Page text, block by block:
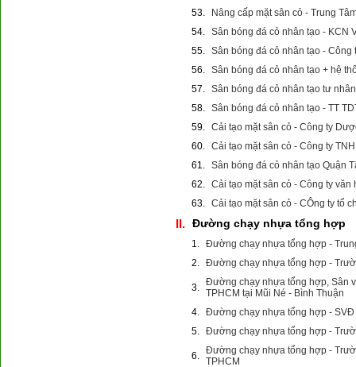
53.
Nâng cấp mặt sân cỏ - Trung
54. Sân bóng đá cỏ nhân tạo - KCN
55. Sân bóng đá cỏ nhân tạo - Công
56. Sân bóng đá cỏ nhân tạo + hệ
57. Sân bóng đá cỏ nhân tạo tư
58. Sân bóng đá cỏ nhân tạo - TT
59. Cải tạo mặt sân cỏ - Công ty
60. Cải tạo mặt sân cỏ - Công ty
61. Sân bóng đá cỏ nhân tạo Quận
62. Cải tạo mặt sân cỏ - Công ty
63. Cải tạo mặt sân cỏ - CÔng ty tổ
II. Đường chạy nhựa tổng hợp
1. Đường chạy nhựa tổng hợp -
2. Đường chạy nhựa tổng hợp -
3. Đường chạy nhựa tổng hợp, Sân
TPHCM tại Mũi Né - Bình Thuận
4. Đường chạy nhựa tổng hợp -
5. Đường chạy nhựa tổng hợp -
6. Đường chạy nhựa tổng hợp -
TPHCM